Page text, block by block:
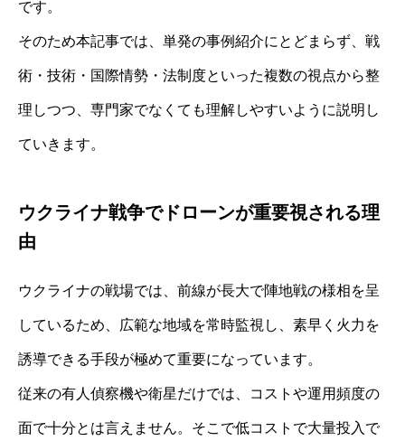
です。
そのため本記事では、単発の事例紹介にとどまらず、戦
術・技術・国際情勢・法制度といった複数の視点から整
理しつつ、専門家でなくても理解しやすいように説明し
ていきます。
ウクライナ戦争でドローンが重要視される理
由
ウクライナの戦場では、前線が長大で陣地戦の様相を呈
しているため、広範な地域を常時監視し、素早く火力を
誘導できる手段が極めて重要になっています。
従来の有人偵察機や衛星だけでは、コストや運用頻度の
面で十分とは言えません。そこで低コストで大量投入で